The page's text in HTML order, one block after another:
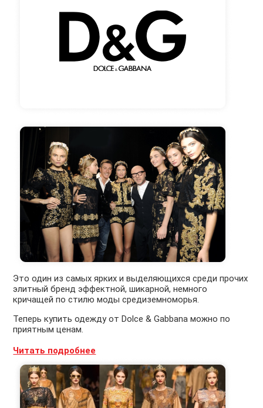
Это один из самых ярких и выделяющихся среди прочих
элитный бренд эффектной, шикарной, немного
кричащей по стилю моды средиземноморья.
Теперь купить одежду от Dolce & Gabbana можно по
приятным ценам.
Читать подробнее